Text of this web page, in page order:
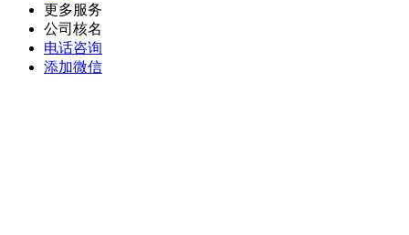
更多服务
公司核名
电话咨询
添加微信